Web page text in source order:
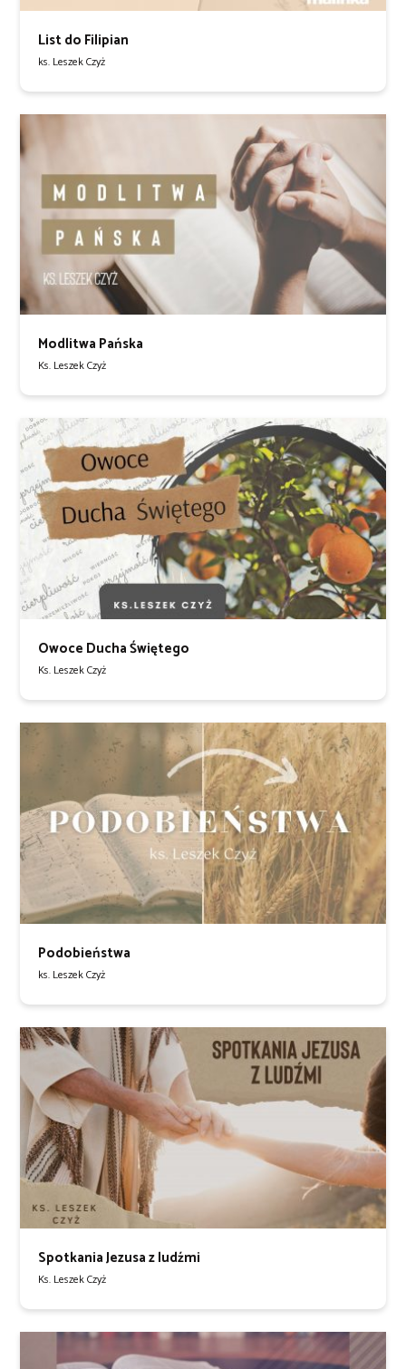
List do Filipian
ks. Leszek Czyż
Modlitwa Pańska
Ks. Leszek Czyż
Owoce Ducha Świętego
Ks. Leszek Czyż
Podobieństwa
ks. Leszek Czyż
Spotkania Jezusa z ludźmi
Ks. Leszek Czyż